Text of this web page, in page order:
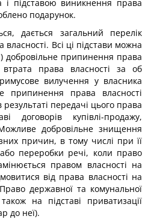
і підставою виникнення права
подарунок.
дається загальний перелік
Всі ці підстави можна
добровільне припинення права
права власності за об
вилучення у власника
припинення права власності
результаті передачі цього права
договорів купівлі-продажу,
добровільне знищення
причин, в тому числі при її
переробки речі, коли право
правом власності на
від права власності на
державної та комунальної
на підставі приватизації
до неї).